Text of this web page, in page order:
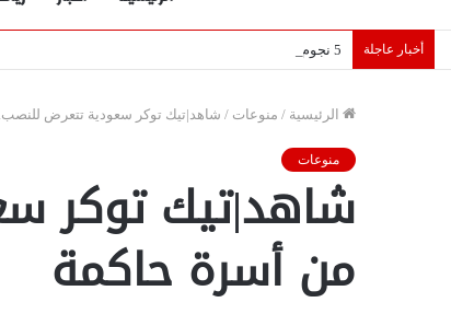
أخبار عاجلة 5 نجوم عرب يخطفون الأضواء بسوق الانتقالات الأوروبية 2026.. “رؤية” تكشف التفاصيل | إنفوجراف
الرئيسية / منوعات / شاهد|تيك توكر سعودية تتعرض
منوعات
شاهد|تيك توكر
من أسرة حاكمة